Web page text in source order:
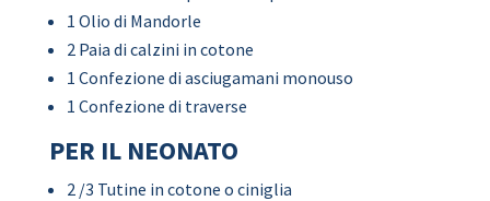
1 Olio di Mandorle
2 Paia di calzini in cotone
1 Confezione di asciugamani monouso
1 Confezione di traverse
PER IL NEONATO
2 /3 Tutine in cotone o ciniglia